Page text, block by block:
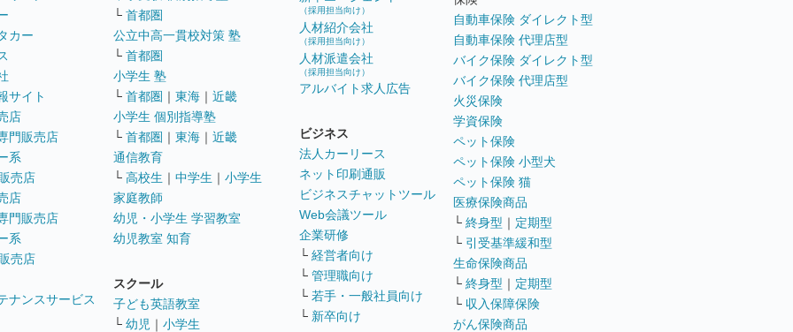
カー
サイト
店
門販売店
系
売店
店
門販売店
系
売店
ナンスサービス
└ 首都圏
公立中高一貫校対策 塾
└ 首都圏
小学生 塾
└ 首都圏 ｜ 東海 ｜ 近畿
小学生 個別指導塾
└ 首都圏 ｜ 東海 ｜ 近畿
通信教育
└ 高校生 ｜ 中学生 ｜ 小学生
家庭教師
幼児・小学生 学習教室
幼児教室 知育
スクール
子ども英語教室
└ 幼児 ｜ 小学生
（採用担当向け）
人材紹介会社
（採用担当向け）
人材派遣会社
（採用担当向け）
アルバイト求人広告
ビジネス
法人カーリース
ネット印刷通販
ビジネスチャットツール
Web会議ツール
企業研修
└ 経営者向け
└ 管理職向け
└ 若手・一般社員向け
└ 新卒向け
自動車保険 ダイレクト型
自動車保険 代理店型
バイク保険 ダイレクト型
バイク保険 代理店型
火災保険
学資保険
ペット保険
ペット保険 小型犬
ペット保険 猫
医療保険商品
└ 終身型 ｜ 定期型
└ 引受基準緩和型
生命保険商品
└ 終身型 ｜ 定期型
└ 収入保障保険
がん保険商品